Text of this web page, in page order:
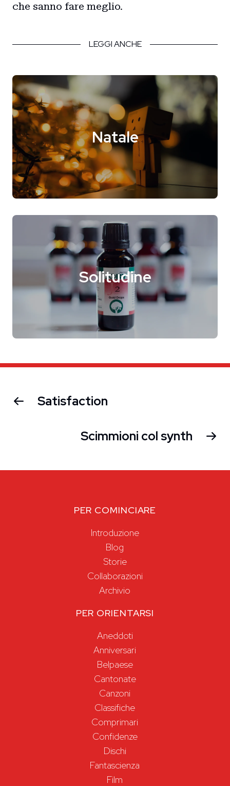
Blog
che sanno fare meglio.
LEGGI ANCHE
Natale
Solitudine
Satisfaction
Scimmioni col synth
PER COMINCIARE
Introduzione
Blog
Storie
Collaborazioni
Archivio
PER ORIENTARSI
Aneddoti
Anniversari
Belpaese
Cantonate
Canzoni
Classifiche
Comprimari
Confidenze
Dischi
Fantascienza
Film